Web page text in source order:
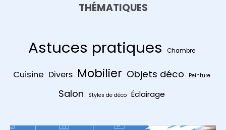
THÉMATIQUES
Astuces pratiques Chambre
Cuisine Divers Mobilier Objets déco Peinture
Salon Styles de déco Éclairage